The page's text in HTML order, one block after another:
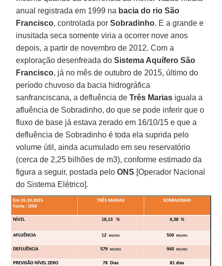
anual registrada em 1999 na bacia do rio São
Francisco, controlada porSobradinho. E a grande e
inusitada seca somente viria a ocorrer nove anos
depois, a partir de novembro de 2012. Com a
exploração desenfreada doSistema Aquífero São
Francisco, já no mês de outubro de 2015, último do
período chuvoso da bacia hidrográfica
sanfranciscana, a defluência deTrês Marias iguala a
afluência de Sobradinho, do que se pode inferir que o
fluxo de base já estava zerado em 16/10/15 e que a
defluência de Sobradinho é toda ela suprida pelo
volume útil, ainda acumulado em seu reservatório
(cerca de 2,25 bilhões de m3), conforme estimado da
figura a seguir, postada peloONS [Operador Nacional
do Sistema Elétrico].